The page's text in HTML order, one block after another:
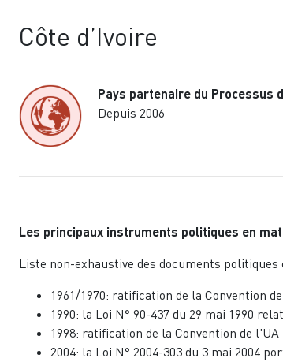
Côte d’Ivoire
Pays partenaire du Processus
Depuis 2006
Les principaux instruments politiques en
Liste non-exhaustive des documents
1961/1970: ratification de la Convention
1990: la Loi N° 90-437 du 29 mai 1990
1998: ratification de la Convention de
2004: la Loi N° 2004-303 du 3 mai 2004